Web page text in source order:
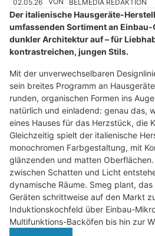
02.05.26 VON BELMEDIA REDAKTION
Der italienische Hausgeräte-
umfassenden Sortiment an Einbau-
dunkler Architektur auf – für
kontrastreichen, jungen Stils.
Mit der unverwechselbaren
sein breites Programm an
runden, organischen Formen ins
natürlich und einladend: genau das,
eines Hauses für das Herzstück, die
Gleichzeitig spielt der italienische
monochromen Farbgestaltung, mit
glänzenden und matten
zwischen Schatten und Licht
dynamische Räume. Smeg plant,
Geräten schrittweise auf den Markt
Induktionskochfeld über Einbau-
Multifunktions-Backöfen bis hin zur